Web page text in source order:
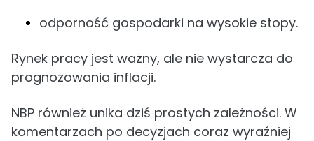
odporność gospodarki na wysokie stopy.
Rynek pracy jest ważny, ale nie wystarcza do
prognozowania inflacji.
NBP również unika dziś prostych zależności. W
komentarzach po decyzjach coraz wyraźniej